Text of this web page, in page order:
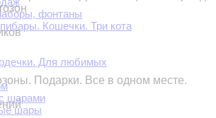
фонтаны
Кошечки. Три кота
Для любимых
шарами
шары
Подарки. Все в одном месте.